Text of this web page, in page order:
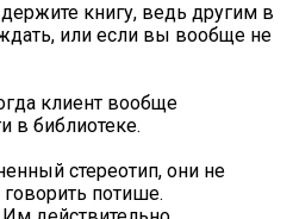
книгу, ведь другим в
или если вы вообще не
клиент вообще
в библиотеке.
стереотип, они не
потише.